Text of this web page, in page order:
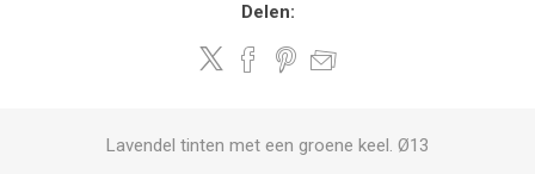
Delen:
Lavendel tinten met een groene keel. Ø13